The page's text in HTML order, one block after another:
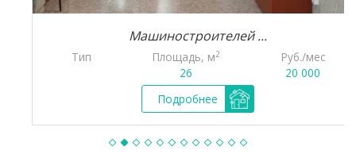
Машиностроителей ...
Тип Площадь, м
Руб./мес
20 000
Подробнее